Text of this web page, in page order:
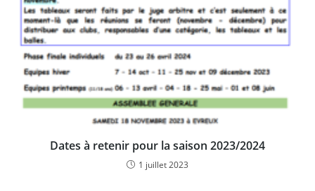
Dates à retenir pour la saison 2023/2024
1 juillet 2023